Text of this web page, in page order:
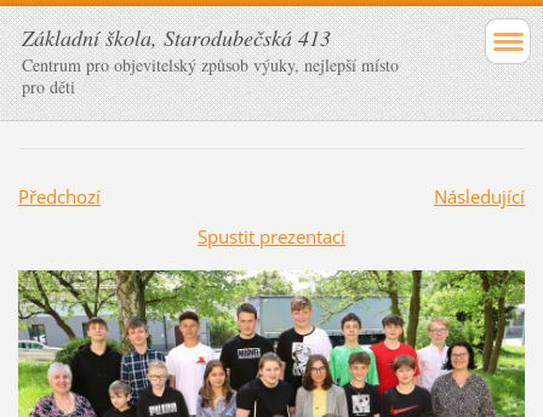
Základní škola, Starodubečská 413
Centrum pro objevitelský způsob výuky, nejlepší místo
pro děti
Předchozí
Následující
Spustit prezentaci